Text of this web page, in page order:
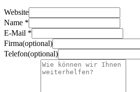
Website
Name *
E-Mail *
Firma(optional)
Telefon(optional)